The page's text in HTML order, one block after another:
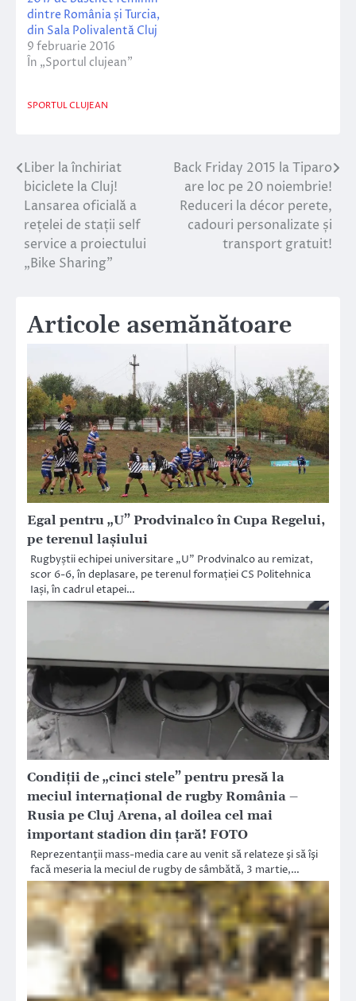
dintre România și Turcia,
din Sala Polivalentă Cluj
9 februarie 2016
În „Sportul clujean”
SPORTUL CLUJEAN
Navigare
în
articole
Liber la închiriat
biciclete la Cluj!
Lansarea oficială a
rețelei de stații self
service a proiectului
„Bike Sharing”
Back Friday 2015 la Tiparo
are loc pe 20 noiembrie!
Reduceri la décor perete,
cadouri personalizate și
transport gratuit!
Articole asemănătoare
Egal pentru „U” Prodvinalco în Cupa Regelui,
pe terenul lașiului
Rugbyștii echipei universitare „U” Prodvinalco au remizat,
scor 6-6, în deplasare, pe terenul formației CS Politehnica
Iași, în cadrul etapei…
Condiţii de „cinci stele” pentru presă la
meciul internaţional de rugby România –
Rusia pe Cluj Arena, al doilea cel mai
important stadion din ţară! FOTO
Reprezentanţii mass-media care au venit să relateze şi să îşi
facă meseria la meciul de rugby de sâmbătă, 3 martie,…